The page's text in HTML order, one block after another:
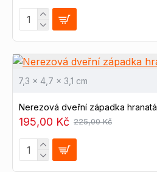
7,3 x 4,7 x 3,1 cm
Nerezová dveřní západka hranatá
195,00 Kč 225,00 Kč